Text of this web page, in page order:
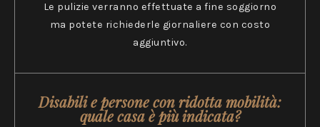
Le pulizie verranno effettuate a fine soggiorno
ma potete richiederle giornaliere con costo
aggiuntivo.
Disabili e persone con ridotta mobilità:
quale casa è più indicata?